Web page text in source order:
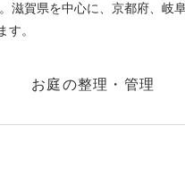
滋賀県を中心に、京都府、岐
す。
お庭の整理・管理